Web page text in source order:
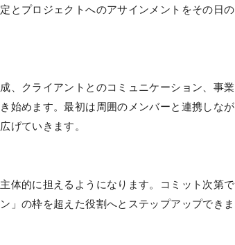
とプロジェクトへのアサインメントをその日の
、クライアントとのコミュニケーション、事業
始めます。最初は周囲のメンバーと連携しなが
げていきます。
体的に担えるようになります。コミット次第で
」の枠を超えた役割へとステップアップできま